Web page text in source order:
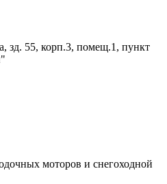
зд. 55, корп.3, помещ.1, пункт
моторов и снегоходной